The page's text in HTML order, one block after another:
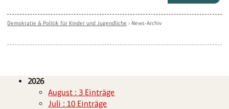
Demokratie & Politik für Kinder und Jugendliche › News-Archiv
2026
August : 3 Einträge
Juli : 10 Einträge